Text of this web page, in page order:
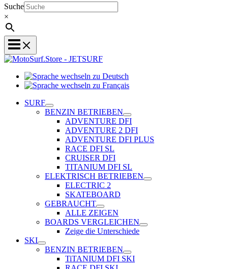
Suche
×
wechseln
Sprache
Français
SURF
BENZIN BETRIEBEN
ADVENTURE DFI
ADVENTURE 2 DFI
ADVENTURE DFI PLUS
RACE DFI SL
CRUISER DFI
TITANIUM DFI SL
ELEKTRISCH BETRIEBEN
ELECTRIC 2
SKATEBOARD
GEBRAUCHT
ALLE ZEIGEN
BOARDS VERGLEICHEN
Zeige die Unterschiede
SKI
BENZIN BETRIEBEN
TiTANIUM DFI SKI